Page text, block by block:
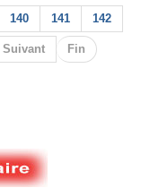
140 141 142
Suivant Fin